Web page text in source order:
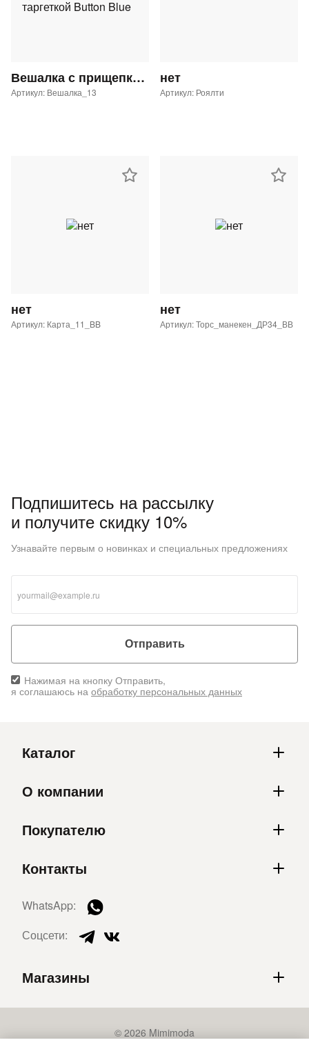
Вешалка с прищепками GL-29 с таргеткой Button Blue
Артикул: Вешалка_13
нет
Артикул: Роялти
нет
Артикул: Карта_11_BB
нет
Артикул: Торс_манекен_ДР34_ВВ
Подпишитесь на рассылку
и получите скидку 10%
Узнавайте первым о новинках и специальных предложениях
Отправить
Нажимая на кнопку Отправить,
я соглашаюсь на обработку персональных данных
Каталог
О компании
Покупателю
Контакты
WhatsApp:
Соцсети:
Магазины
© 2026 Mimimoda